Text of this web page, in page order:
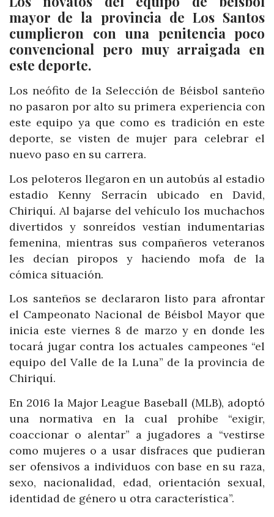
mayor de la provincia de Los Santos
cumplieron con una penitencia poco
convencional pero muy arraigada en
este deporte.
Los neófito de la Selección de Béisbol santeño
no pasaron por alto su primera experiencia con
este equipo ya que como es tradición en este
deporte, se visten de mujer para celebrar el
nuevo paso en su carrera.
Los peloteros llegaron en un autobús al estadio
estadio Kenny Serracín ubicado en David,
Chiriquí. Al bajarse del vehículo los muchachos
divertidos y sonreídos vestían indumentarias
femenina, mientras sus compañeros veteranos
les decían piropos y haciendo mofa de la
cómica situación.
Los santeños se declararon listo para afrontar
el Campeonato Nacional de Béisbol Mayor que
inicia este viernes 8 de marzo y en donde les
tocará jugar contra los actuales campeones “el
equipo del Valle de la Luna” de la provincia de
Chiriquí.
En 2016 la Major League Baseball (MLB), adoptó
una normativa en la cual prohíbe “exigir,
coaccionar o alentar” a jugadores a “vestirse
como mujeres o a usar disfraces que pudieran
ser ofensivos a individuos con base en su raza,
sexo, nacionalidad, edad, orientación sexual,
identidad de género u otra característica”.